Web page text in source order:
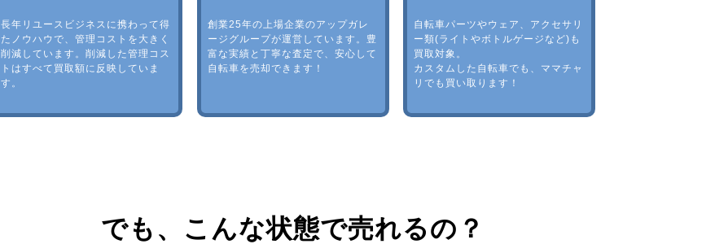
長年リユースビジネスに携わって得
たノウハウで、管理コストを大きく
削減しています。削減した管理コス
トはすべて買取額に反映していま
す。
創業25年の上場企業のアップガレ
ージグループが運営しています。豊
富な実績と丁寧な査定で、安心して
自転車を売却できます！
自転車パーツやウェア、アクセサリ
ー類(ライトやボトルゲージなど)も
買取対象。
カスタムした自転車でも、ママチャ
リでも買い取ります！
でも、 こんな状態で売れるの？